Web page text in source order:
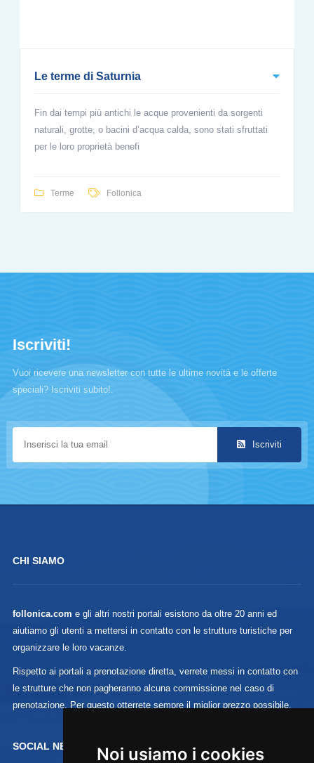
Noi usiamo i cookies
Le terme di Saturnia
Fin dai tempi più antichi le acque provenienti da sorgenti
naturali, grotte, o bacini d’acqua calda, sono stati sfruttati
per le loro proprietà benefi
Terme Follonica
Iscriviti!
Vuoi ricevere una newsletter con tutte le ultime novità e le offerte
speciali? Iscriviti subito!.
Iscriviti
CHI SIAMO
follonica.com e gli altri nostri portali esistono da oltre 20 anni ed
aiutiamo gli utenti a mettersi in contatto con le strutture turistiche per
organizzare le loro vacanze.
Rispetto ai portali a prenotazione diretta, verrete messi in contatto con
le strutture che non pagheranno alcuna commissione nel caso di
prenotazione. Per questo otterrete sempre il miglior prezzo possibile.
SOCIAL NETWORK :